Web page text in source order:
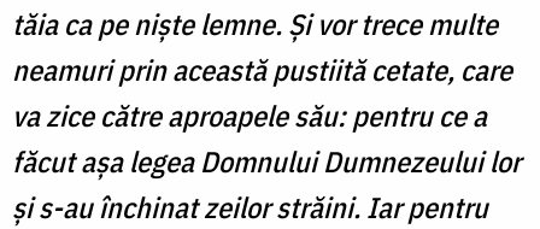
tăia ca pe niște lemne. Și vor trece multe
neamuri prin această pustiită cetate, care
va zice către aproapele său: pentru ce a
făcut așa legea Domnului Dumnezeului lor
și s-au închinat zeilor străini. Iar pentru